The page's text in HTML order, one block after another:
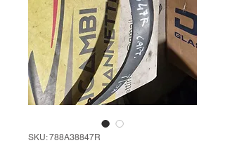
SKU: 788A38847R